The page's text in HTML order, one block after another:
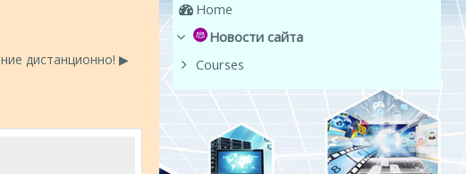
дистанционно! ▶︎
Home
Новости сайта
Courses